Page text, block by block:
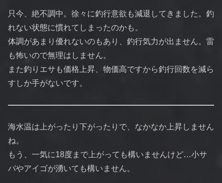
只今、絶不調中。徐々に釣行意欲も減退してきました。釣
れない状態に慣れてしまったのかも。
体調があまり優れないのもあり、釣行気力が出ません。雷
も怖いので無理はしません。
また釣りエサも価格上昇、物価高ですから釣行回数を減ら
すしか手がないです。
海水温は上がったり下がったりで、なかなか上昇しません
ね。
もう、一気に18度まで上がっても構いませんけど…小サ
バやアイゴが湧いても構いません。